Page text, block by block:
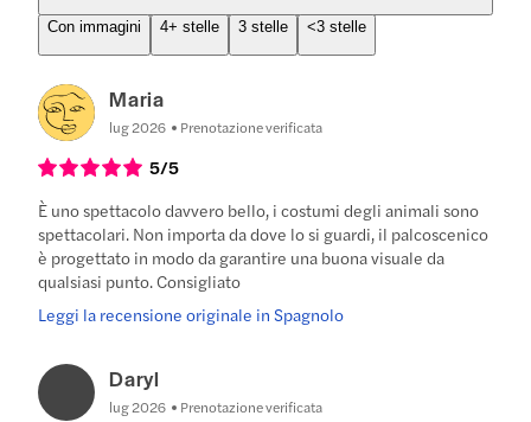
Con immagini 4+ stelle 3 stelle <3 stelle
Maria
lug 2026 Prenotazione verificata
5/5
È uno spettacolo davvero bello, i costumi degli animali sono
spettacolari. Non importa da dove lo si guardi, il palcoscenico
è progettato in modo da garantire una buona visuale da
qualsiasi punto. Consigliato
Leggi la recensione originale in Spagnolo
Daryl
lug 2026 Prenotazione verificata